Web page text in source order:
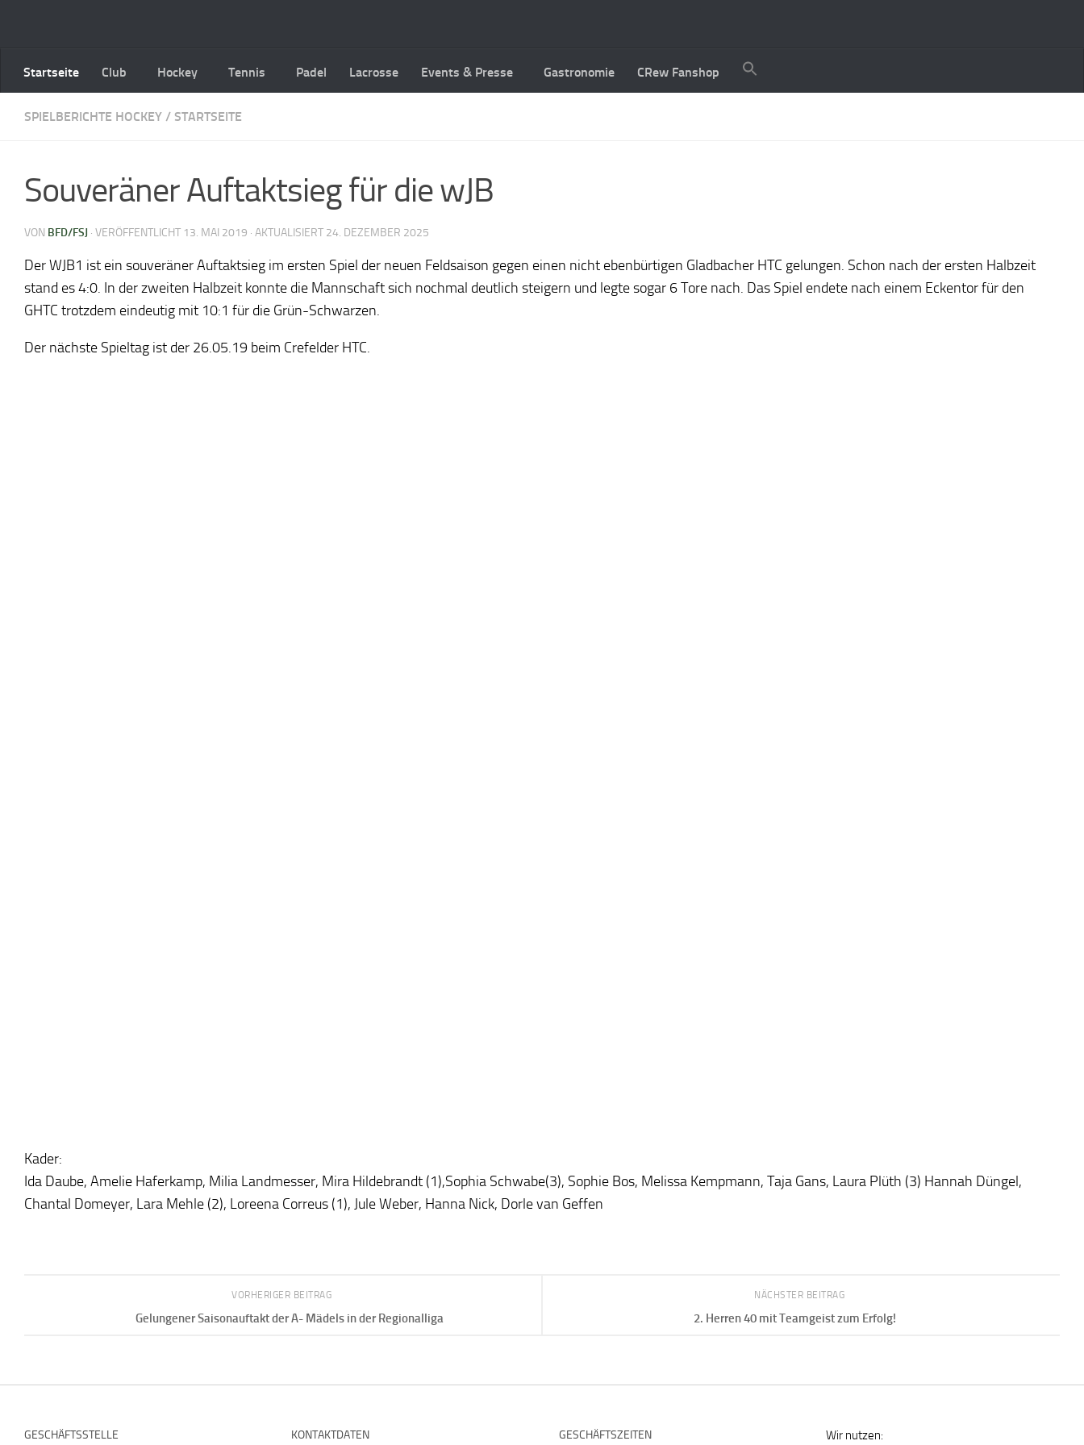
Startseite Club Hockey Tennis Padel Lacrosse Events & Presse Gastronomie CRew Fanshop
SPIELBERICHTE HOCKEY / STARTSEITE
Souveräner Auftaktsieg für die wJB
VON BFD/FSJ · VERÖFFENTLICHT 13. MAI 2019 · AKTUALISIERT 24. DEZEMBER 2025
Der WJB1 ist ein souveräner Auftaktsieg im ersten Spiel der neuen Feldsaison gegen einen nicht ebenbürtigen Gladbacher HTC gelungen. Schon nach der ersten Halbzeit
stand es 4:0. In der zweiten Halbzeit konnte die Mannschaft sich nochmal deutlich steigern und legte sogar 6 Tore nach. Das Spiel endete nach einem Eckentor für den
GHTC trotzdem eindeutig mit 10:1 für die Grün-Schwarzen.
Der nächste Spieltag ist der 26.05.19 beim Crefelder HTC.
Kader:
Ida Daube, Amelie Haferkamp, Milia Landmesser, Mira Hildebrandt (1),Sophia Schwabe(3), Sophie Bos, Melissa Kempmann, Taja Gans, Laura Plüth (3) Hannah Düngel,
Chantal Domeyer, Lara Mehle (2), Loreena Correus (1), Jule Weber, Hanna Nick, Dorle van Geffen
NÄCHSTER BEITRAG
2. Herren 40 mit Teamgeist zum Erfolg!
VORHERIGER BEITRAG
Gelungener Saisonauftakt der A- Mädels in der Regionalliga
GESCHÄFTSSTELLE KONTAKTDATEN GESCHÄFTSZEITEN Wir nutzen: